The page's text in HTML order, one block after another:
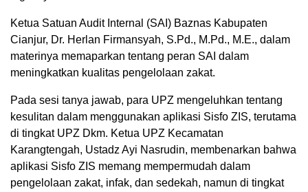
Ketua Satuan Audit Internal (SAI) Baznas Kabupaten
Cianjur, Dr. Herlan Firmansyah, S.Pd., M.Pd., M.E., dalam
materinya memaparkan tentang peran SAI dalam
meningkatkan kualitas pengelolaan zakat.
Pada sesi tanya jawab, para UPZ mengeluhkan tentang
kesulitan dalam menggunakan aplikasi Sisfo ZIS, terutama
di tingkat UPZ Dkm. Ketua UPZ Kecamatan
Karangtengah, Ustadz Ayi Nasrudin, membenarkan bahwa
aplikasi Sisfo ZIS memang mempermudah dalam
pengelolaan zakat, infak, dan sedekah, namun di tingkat